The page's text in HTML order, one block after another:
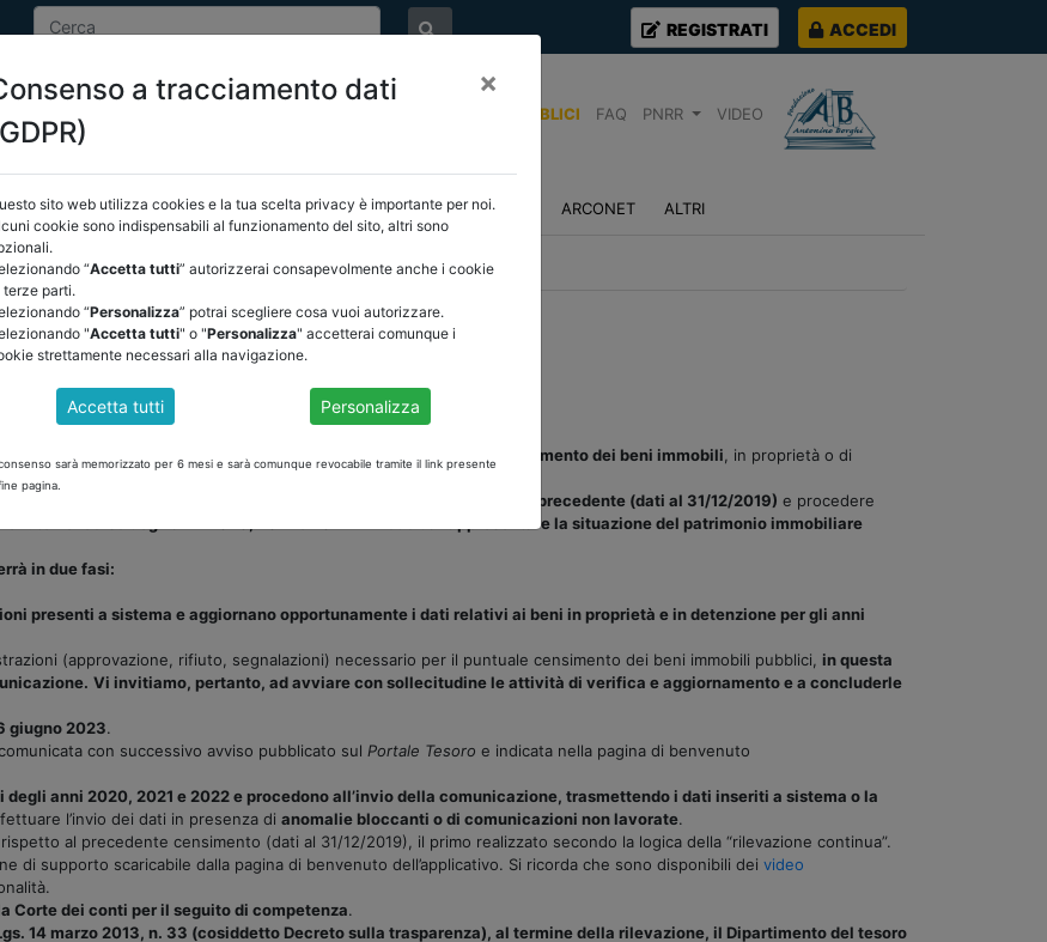
REGISTRATI ACCEDI
DOCUMENTI PUBBLICI FAQ PNRR VIDEO
NORMATIVA CORTE DEI CONTI E GIURISPRUDENZA ARCONET ALTRI
DOCUMENTI PUBBLICI
DEI BENI IMMOBILI
il Portale Tesoro https://portaletesoro.mef.gov.it censimento dei beni immobili , in proprietà o di
al
verificare quanto presente a sistema alla chiusura del censimento precedente (dati al 31/12/2019) e procedere
nel corso degli anni 2020, 2021 e 2022 in modo da rappresentare la situazione del patrimonio immobiliare
in due fasi:
presenti a sistema e aggiornano opportunamente i dati relativi ai beni in proprietà e in detenzione per gli anni
(approvazione, rifiuto, segnalazioni) necessario per il puntuale censimento dei beni immobili pubblici, in questa
Vi invitiamo, pertanto, ad avviare con sollecitudine le attività di verifica e aggiornamento e a concluderle
giugno 2023.
con successivo avviso pubblicato sul Portale Tesoro e indicata nella pagina di benvenuto
degli anni 2020, 2021 e 2022 e procedono all’invio della comunicazione, trasmettendo i dati inseriti a sistema o la
l’invio dei dati in presenza di anomalie bloccanti o di comunicazioni non lavorate.
al precedente censimento (dati al 31/12/2019), il primo realizzato secondo la logica della “rilevazione continua”.
di supporto scaricabile dalla pagina di benvenuto dell’applicativo. Si ricorda che sono disponibili dei video
Corte dei conti per il seguito di competenza.
14 marzo 2013, n. 33 (cosiddetto Decreto sulla trasparenza), al termine della rilevazione, il Dipartimento del tesoro
a tracciamento dati
×
sito web utilizza cookies e la tua scelta privacy è importante per noi.
cookie sono indispensabili al funzionamento del sito, altri sono
“Accetta tutti” autorizzerai consapevolmente anche i cookie
terze parti.
“Personalizza” potrai scegliere cosa vuoi autorizzare.
"Accetta tutti" o "Personalizza" accetterai comunque i
strettamente necessari alla navigazione.
Accetta tutti Personalizza
sarà memorizzato per 6 mesi e sarà comunque revocabile tramite il link presente
pagina.